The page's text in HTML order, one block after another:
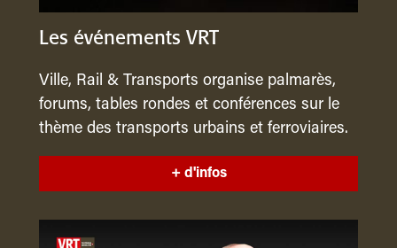
Les événements VRT
Ville, Rail & Transports organise palmarès,
forums, tables rondes et conférences sur le
thème des transports urbains et ferroviaires.
+ d'infos